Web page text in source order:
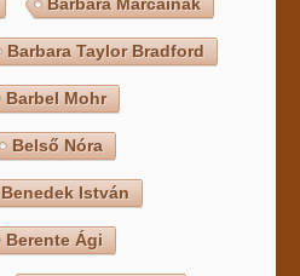
Barbara Marcainak
Barbara Taylor Bradford
Barbel Mohr
Belső Nóra
Benedek István
Berente Ági